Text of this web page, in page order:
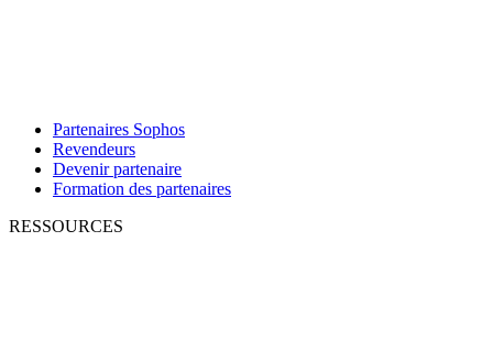
Partenaires Sophos
Revendeurs
Devenir partenaire
Formation des partenaires
RESSOURCES